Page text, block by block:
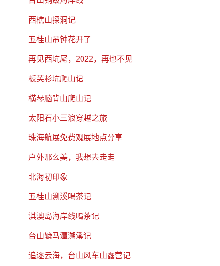
西樵山探洞记
五桂山吊钟花开了
再见西坑尾，2022，再也不见
板芙杉坑爬山记
横琴脑背山爬山记
太阳石小三浪穿越之旅
珠海航展免费观展地点分享
户外那么美，我想去走走
北海初印象
五桂山溯溪喝茶记
淇澳岛海岸线喝茶记
台山辘马潭溯溪记
追逐云海，台山风车山露营记